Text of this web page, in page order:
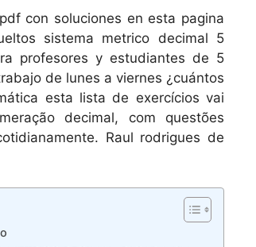
con soluciones en esta pagina
sistema metrico decimal 5
profesores y estudiantes de 5
de lunes a viernes ¿cuántos
esta lista de exercícios vai
decimal, com questões
Raul rodrigues de